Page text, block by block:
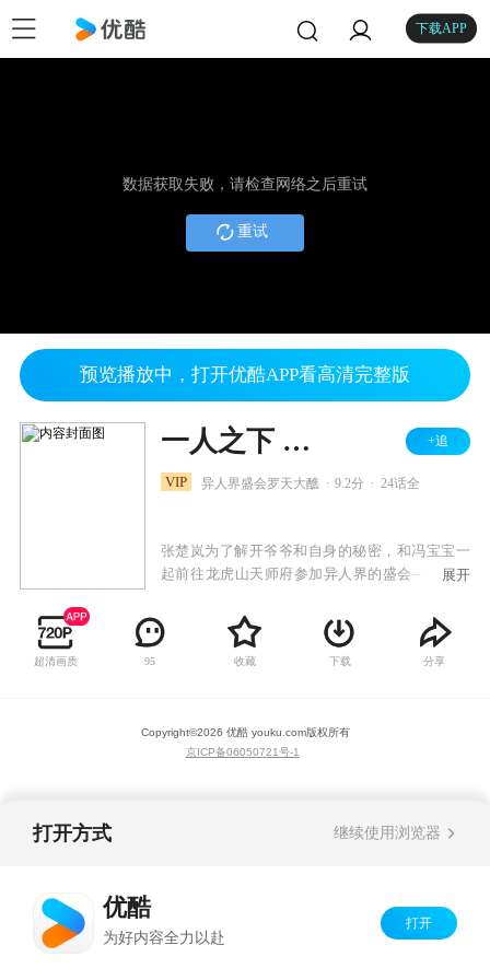
下载APP
数据获取失败，请检查网络之后重试
重试
预览播放中，打开优酷APP看高清完整版
一人之下 第二季 +追
VIP 异人界盛会罗天大醮 9.2分 24话全
张楚岚为了解开爷爷和自身的秘密，和冯宝宝一
起前往龙虎山天师府参加异人界的盛会——罗天
列惊险刺激的故事。
展开
超清画质 95 收藏 下载 分享
Copyright©2026 优酷 youku.com版权所有
京ICP备06050721号-1
打开方式 继续使用浏览器
优酷
为好内容全力以赴
打开